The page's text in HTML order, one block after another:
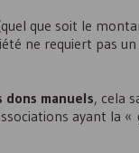
que soit le
ne requiert pas
manuels, cela
ayant la